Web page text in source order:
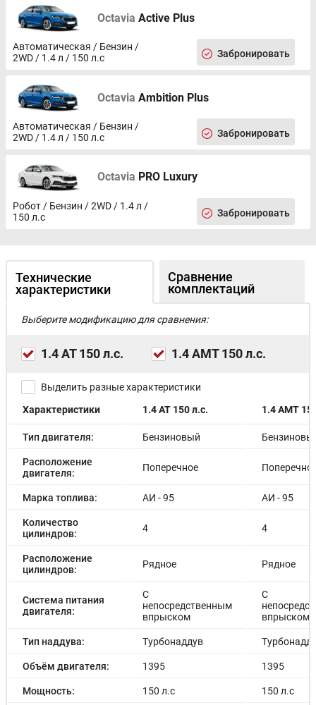
Octavia Active Plus
Автоматическая / Бензин /
2WD / 1.4 л / 150 л.с
Забронировать
Octavia Ambition Plus
Автоматическая / Бензин /
2WD / 1.4 л / 150 л.с
Забронировать
Octavia PRO Luxury
Робот / Бензин / 2WD / 1.4 л /
150 л.с
Забронировать
Технические
характеристики
Сравнение
комплектаций
Выберите модификацию для сравнения:
1.4 AT 150 л.с. 1.4 AMT 150 л.с.
Выделить разные характеристики
Характеристики
1.4 AT 150 л.с. 1.4 AMT
Тип двигателя: Бензиновый
Расположение
двигателя:
Поперечное
Марка топлива: АИ - 95 АИ - 95
Количество
цилиндров:
4 4
Расположение
цилиндров:
Рядное Рядное
Система питания
двигателя:
С
непосредственным
впрыском
С
впрыском
Тип наддува: Турбонаддув
Объём двигателя: 1395 1395
Мощность: 150 л.с 150 л.с